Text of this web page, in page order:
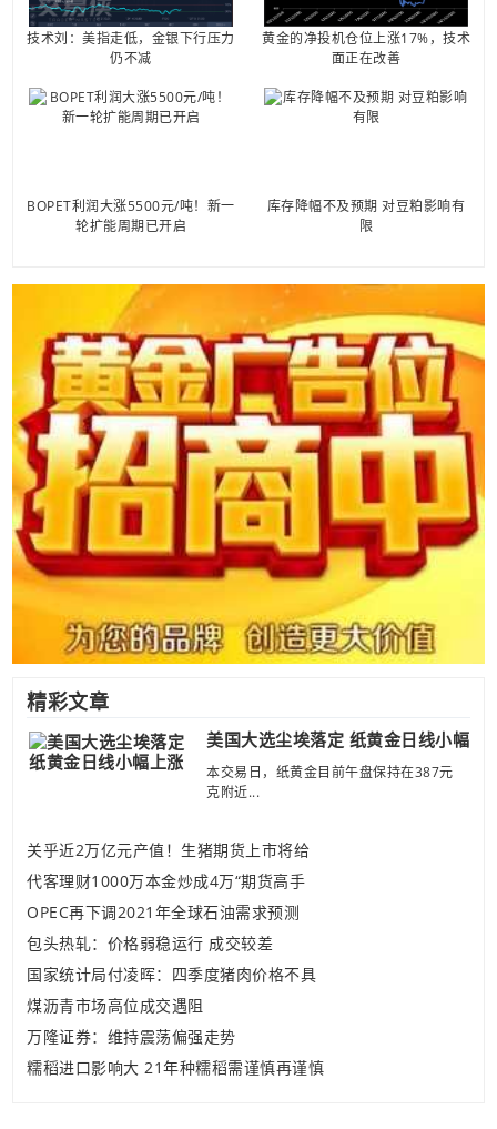
技术刘：美指走低，金银下行压力
仍不减
黄金的净投机仓位上涨17%，技术
面正在改善
BOPET利润大涨5500元/吨！新一
轮扩能周期已开启
库存降幅不及预期 对豆粕影响有
限
精彩文章
美国大选尘埃落定 纸黄金日线小幅
本交易日，纸黄金目前午盘保持在387元
克附近...
关乎近2万亿元产值！生猪期货上市将给
代客理财1000万本金炒成4万“期货高手
OPEC再下调2021年全球石油需求预测
包头热轧：价格弱稳运行 成交较差
国家统计局付凌晖：四季度猪肉价格不具
煤沥青市场高位成交遇阻
万隆证券：维持震荡偏强走势
糯稻进口影响大 21年种糯稻需谨慎再谨慎